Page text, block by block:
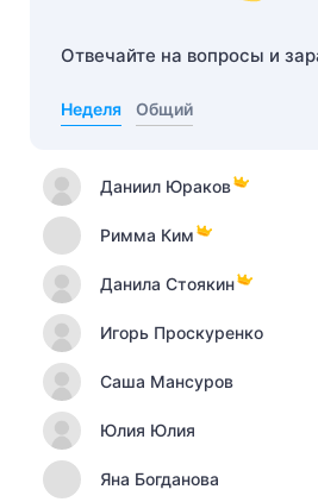
Отвечайте на вопросы и
Неделя Общий
Даниил Юраков
Римма Ким
Данила Стоякин
Игорь Проскуренко
Саша Мансуров
Юлия Юлия
Яна Богданова